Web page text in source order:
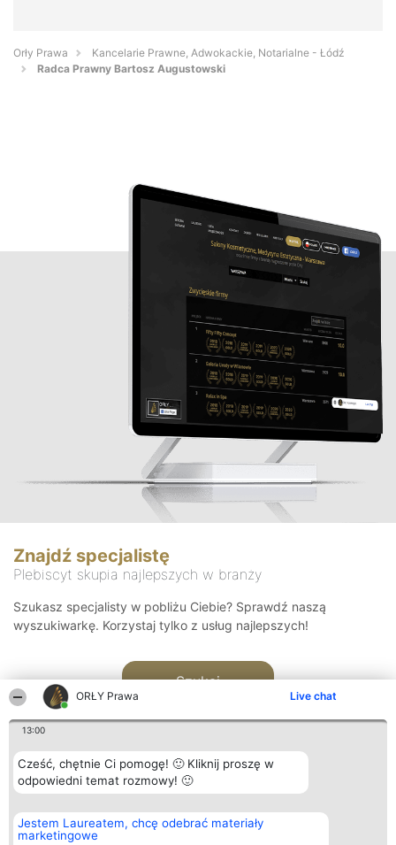
ORŁY Prawa Live chat
13:00
Cześć, chętnie Ci pomogę! 🙂 Kliknij proszę w
odpowiedni temat rozmowy! 🙂
Jestem Laureatem, chcę odebrać materiały
marketingowe
Orły Prawa
Kancelarie Prawne, Adwokackie, Notarialne - Łódź
Radca Prawny Bartosz Augustowski
Znajdź specjalistę
Plebiscyt skupia najlepszych w branży
Szukasz specjalisty w pobliżu Ciebie? Sprawdź naszą
wyszukiwarkę. Korzystaj tylko z usług najlepszych!
Szukaj
Organizator plebiscytu
Bright Side Solutions sp. z o.
o. sp. k.
Plebiscyt
Laureaci
Kontakt
Kontakt